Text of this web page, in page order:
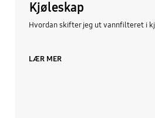
Kjøleskap
Hvordan skifter jeg ut vannfilteret i
LÆR MER